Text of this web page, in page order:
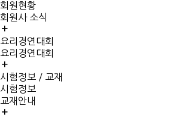
회원현황
회원사 소식
요리경연대회
요리경연대회
시험정보 / 교재
시험정보
교재안내